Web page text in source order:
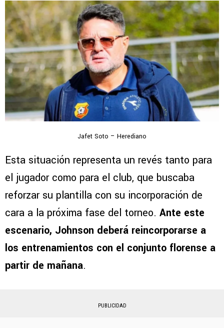
Jafet Soto – Herediano
Esta situación representa un revés tanto para
el jugador como para el club, que buscaba
reforzar su plantilla con su incorporación de
cara a la próxima fase del torneo. Ante este
escenario, Johnson deberá reincorporarse a
los entrenamientos con el conjunto florense a
partir de mañana.
PUBLICIDAD